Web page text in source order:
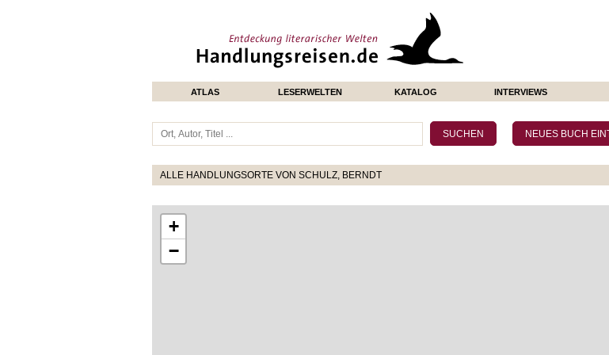
ATLAS LESERWELTEN KATALOG INTERVIEWS
ALLE HANDLUNGSORTE VON SCHULZ, BERNDT
+
−